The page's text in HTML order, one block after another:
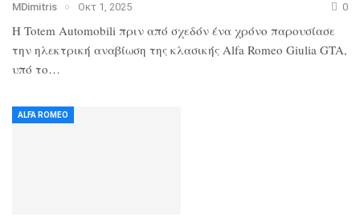
MDimitris Οκτ 1, 2025 0
Η Totem Automobili πριν από σχεδόν ένα χρόνο παρουσίασε
την ηλεκτρική αναβίωση της κλασικής Alfa Romeo Giulia GTA,
υπό το…
ALFA ROMEO